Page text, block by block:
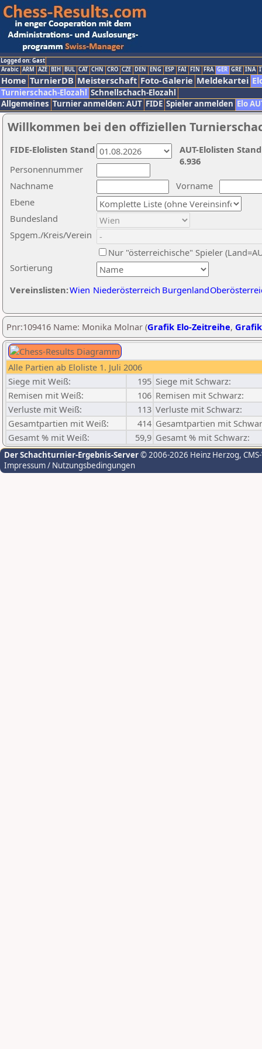
Logged on: Gast
Arabic ARM AZE BIH BUL CAT CHN CRO CZE DEN ENG ESP FAI FIN FRA GER GRE INA
Home TurnierDB Meisterschaft Foto-Galerie Meldekartei
Turnierschach-Elozahl Schnellschach-Elozahl
Allgemeines Turnier anmelden: AUT FIDE Spieler anmelden Elo
Willkommen bei den offiziellen
Nachname
Vorname
Ebene
Sortierung
Personennummer
Bundesland
Spgem./Kreis/Verein
Nur "österreichische" Spieler
Vereinslisten:Wien Niederösterreich Burgenland
AUT-Elolisten
6.936
FIDE-Elolisten Stand
Pnr:109416 Name: Monika Molnar (Grafik Elo-Zeitreihe,
Alle Partien ab Eloliste 1. Juli 2006
Siege mit Weiß:
195 Siege mit Schwarz:
Remisen mit Weiß:
106 Remisen mit Schwarz:
Verluste mit Weiß:
113 Verluste mit Schwarz:
Gesamtpartien mit Weiß:
414 Gesamtpartien mit
Gesamt % mit Weiß:
59,9 Gesamt % mit Schwarz:
Der Schachturnier-Ergebnis-Server© 2006-2026 Heinz Herzog,
Impressum / Nutzungsbedingungen